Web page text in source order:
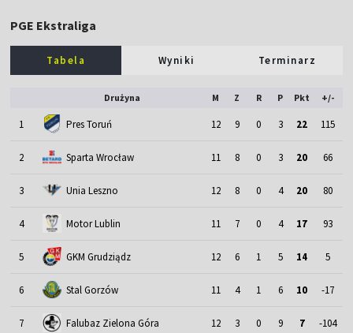
PGE Ekstraliga
Tabela Wyniki Terminarz
Drużyna M Z R P Pkt +/-
1 Pres Toruń 12 9 0 3 22 115
2 Sparta Wrocław 11 8 0 3 20 66
3 Unia Leszno 12 8 0 4 20 80
4 Motor Lublin 11 7 0 4 17 93
5 GKM Grudziądz 12 6 1 5 14 5
6 Stal Gorzów 11 4 1 6 10 -17
7 Falubaz Zielona Góra 12 3 0 9 7 -104